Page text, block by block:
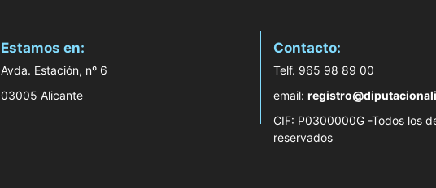
Estamos en:
Avda. Estación, nº 6
03005 Alicante
Contacto:
Telf. 965 98 89 00
email:
CIF: P0300000G -Todos los
reservados